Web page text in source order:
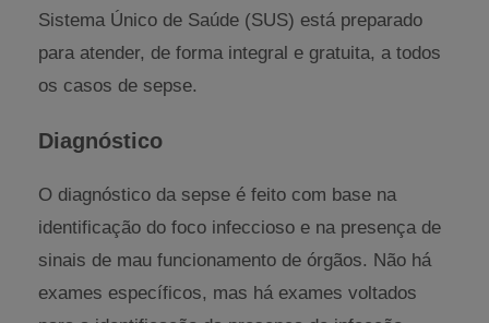
Sistema Único de Saúde (SUS) está preparado
para atender, de forma integral e gratuita, a todos
os casos de sepse.
Diagnóstico
O diagnóstico da sepse é feito com base na
identificação do foco infeccioso e na presença de
sinais de mau funcionamento de órgãos. Não há
exames específicos, mas há exames voltados